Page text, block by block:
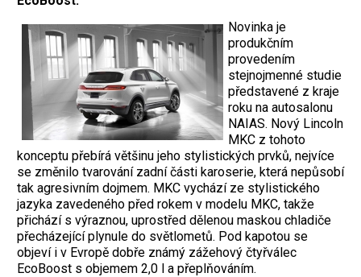
Novinka je
produkčním
provedením
stejnojmenné studie
představené z kraje
roku na autosalonu
NAIAS. Nový Lincoln
MKC z tohoto
konceptu přebírá většinu jeho stylistických prvků, nejvíce
se změnilo tvarování zadní části karoserie, která nepůsobí
tak agresivním dojmem. MKC vychází ze stylistického
jazyka zavedeného před rokem v modelu MKC, takže
přichází s výraznou, uprostřed dělenou maskou chladiče
přecházející plynule do světlometů. Pod kapotou se
objeví i v Evropě dobře známý zážehový čtyřválec
EcoBoost s objemem 2,0 l a přeplňováním.